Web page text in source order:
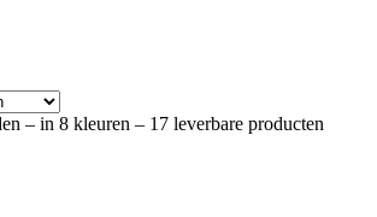
– in 8 kleuren – 17 leverbare producten